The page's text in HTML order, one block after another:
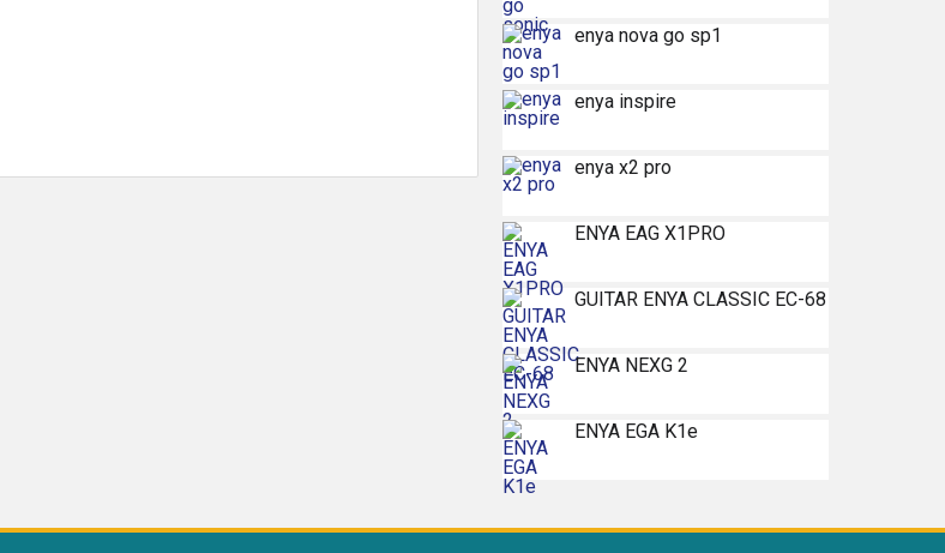
enya nova go sp1
enya inspire
enya x2 pro
ENYA EAG X1PRO
GUITAR ENYA CLASSIC EC-68
ENYA NEXG 2
ENYA EGA K1e